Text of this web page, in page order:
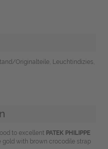
Originalteile, Leuchtindizies,
to excellent PATEK PHILIPPE
gold with brown crocodile strap